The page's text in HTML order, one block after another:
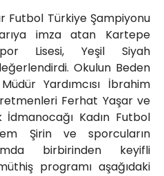
Futbol Türkiye Şampiyonu
imza atan Kartepe
Lisesi, Yeşil Siyah
Okulun Beden
Yardımcısı İbrahim
Ferhat Yaşar ve
Kadın Futbol
Şirin ve sporcuların
birbirinden keyifli
programı aşağıdaki